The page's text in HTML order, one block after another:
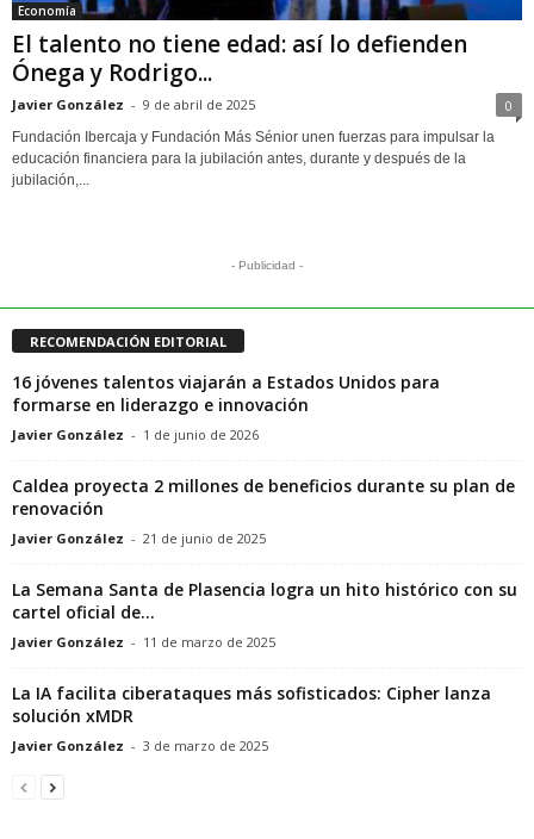
Economía
El talento no tiene edad: así lo defienden
Ónega y Rodrigo...
Javier González - 9 de abril de 2025 0
Fundación Ibercaja y Fundación Más Sénior unen fuerzas para impulsar la
educación financiera para la jubilación antes, durante y después de la
jubilación,...
- Publicidad -
RECOMENDACIÓN EDITORIAL
16 jóvenes talentos viajarán a Estados Unidos para
formarse en liderazgo e innovación
Javier González - 1 de junio de 2026
Caldea proyecta 2 millones de beneficios durante su plan de
renovación
Javier González - 21 de junio de 2025
La Semana Santa de Plasencia logra un hito histórico con su
cartel oficial de...
Javier González - 11 de marzo de 2025
La IA facilita ciberataques más sofisticados: Cipher lanza
solución xMDR
Javier González - 3 de marzo de 2025